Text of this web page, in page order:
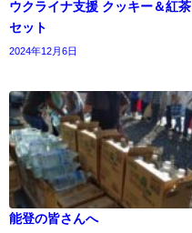
ウクライナ支援 クッキー＆紅茶
セット
2024年12月6日
能登の皆さんへ